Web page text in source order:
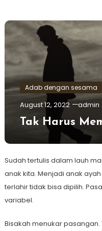
Adab dengan sesama
August 12, 2022 admin
Tak Harus
Sudah tertulis dalam lauh
anak kita. Menjadi anak
terlahir tidak bisa dipilih.
variabel.
Bisakah menukar pasangan.